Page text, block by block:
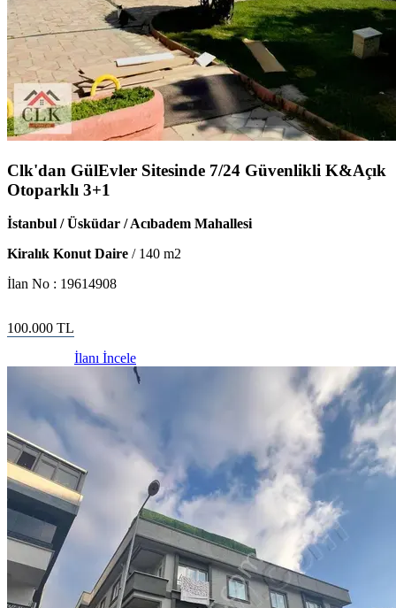
Clk'dan GülEvler Sitesinde 7/24 Güvenlikli K&Açık
Otoparklı 3+1
İstanbul / Üsküdar / Acıbadem Mahallesi
Kiralık Konut Daire / 140 m2
İlan No : 19614908
100.000 TL
İlanı İncele